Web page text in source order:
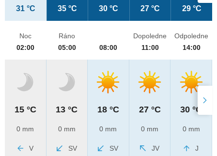
31 °C 35 °C 30 °C 27 °C 29 °C
Noc
02:00
15 °C
0 mm
V
Ráno
05:00
13 °C
0 mm
SV
08:00
18 °C
0 mm
SV
Dopoledne
11:00
27 °C
0 mm
JV
Odpoledne
14:00
30 °C
0 mm
J